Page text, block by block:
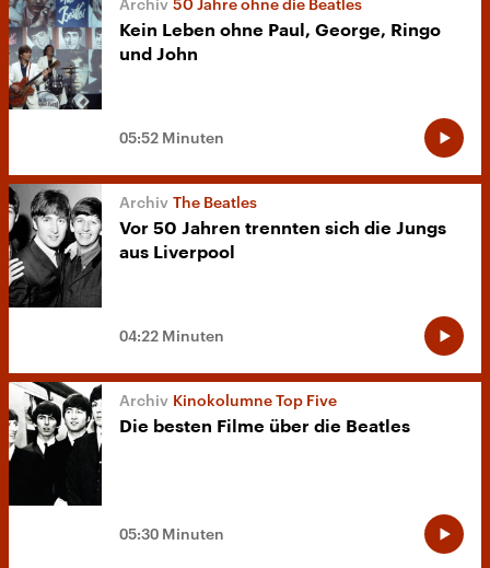
50 Jahre ohne die Beatles
Kein Leben ohne Paul, George, Ringo
und John
05:52 Minuten
The Beatles
Vor 50 Jahren trennten sich die Jungs
aus Liverpool
04:22 Minuten
Kinokolumne Top Five
Die besten Filme über die Beatles
05:30 Minuten